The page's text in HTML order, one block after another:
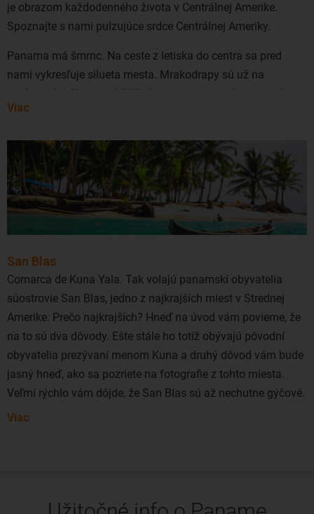
je obrazom každodenného života v Centrálnej Amerike.
Spoznajte s nami pulzujúce srdce Centrálnej Ameriky.
Panama má šmrnc. Na ceste z letiska do centra sa pred
nami vykresľuje silueta mesta. Mrakodrapy sú už na
predmestí, a čím sme bližšie k centru mesta, tým viac ich
vidíme. Večerná prechádzka a pohľad na zapadajúce slnko s
nezabudnuteľná.
Ako ju čo najlepšie spoznať? Niekto by vám poradil, aby ste
sa ubytovali v starom meste, rozprávali sa veľa s domácimi
a zaplatili si miestneho sprievodcu. Určite odporúčame
navštíviť staré mesto Casco Viejo, Panamský prieplav,
miestne rybárske trhy, dať si drink v niektorom z
mrakodrapov Panama City a ochutnať tradičnú miestnu
kuchyňu.
Lacné letenky do Panamy viete rezervovať aj z okolitých
letísk ako Viedeň, Budapešť či Praha. Priamy let z našich
končín neexistuje, avšak veľmi komfortne možno letieť s
jedným prestupom so spoločnosťami ako Turkish Airlines či
Air France.
Viac
San Blas
Comarca de Kuna Yala. Tak volajú panamskí obyvatelia
súostrovie San Blas, jedno z najkrajších miest v Strednej
Amerike. Prečo najkrajších? Hneď na úvod vám povieme, že
na to sú dva dôvody. Ešte stále ho totiž obývajú pôvodní
obyvatelia prezývaní menom Kuna a druhý dôvod vám bude
jasný hneď, ako sa pozriete na fotografie z tohto miesta.
Veľmi rýchlo vám dôjde, že San Blas sú až nechutne gýčové.
A taká je aj realita. Proste raj s veľkým R.
Viac